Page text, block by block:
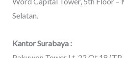
Selatan.
Kantor Surabaya :